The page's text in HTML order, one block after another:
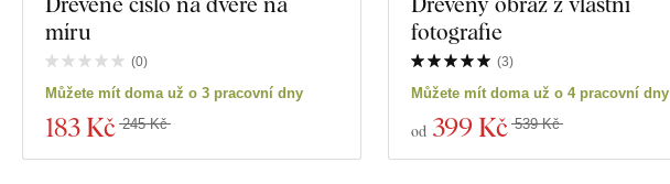
míru
(0)
Můžete mít doma už o 3 pracovní dny
183 Kč 245 Kč
fotografie
(3)
Můžete mít doma už o 4 pracovní dny
od 399 Kč 539 Kč